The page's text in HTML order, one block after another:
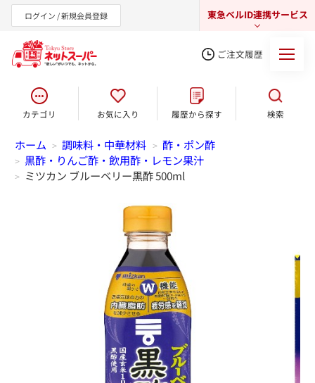
ログイン / 新規会員登録 東急ベルID連携サービス
東急オンラインショップ
ご注文履歴
カテゴリ お気に入り 履歴から探す 検索
ホーム > 調味料・中華材料 > 酢・ポン酢
> 黒酢・りんご酢・飲用酢・レモン果汁
> ミツカン ブルーベリー黒酢 500ml